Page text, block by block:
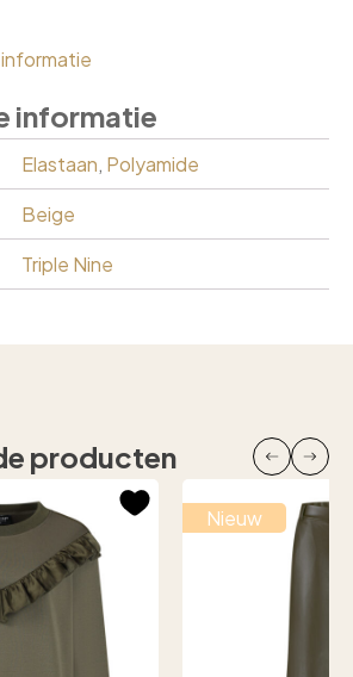
informatie
Elastaan, Polyamide
Beige
Triple Nine
producten
Nieuw